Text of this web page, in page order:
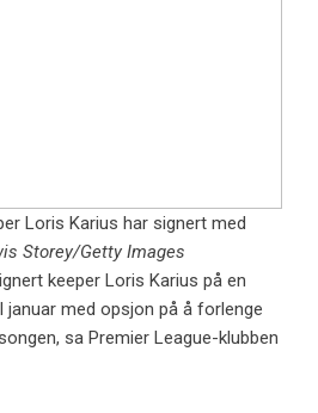
Loris Karius har signert med
Storey/Getty Images
keeper Loris Karius på en
med opsjon på å forlenge
sa Premier League-klubben